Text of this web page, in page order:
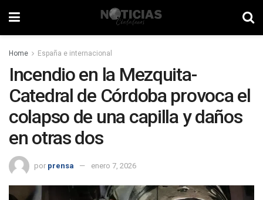
Home España e internacional
Incendio en la Mezquita-
Catedral de Córdoba provoca el
colapso de una capilla y daños
en otras dos
por prensa enero 7, 2026